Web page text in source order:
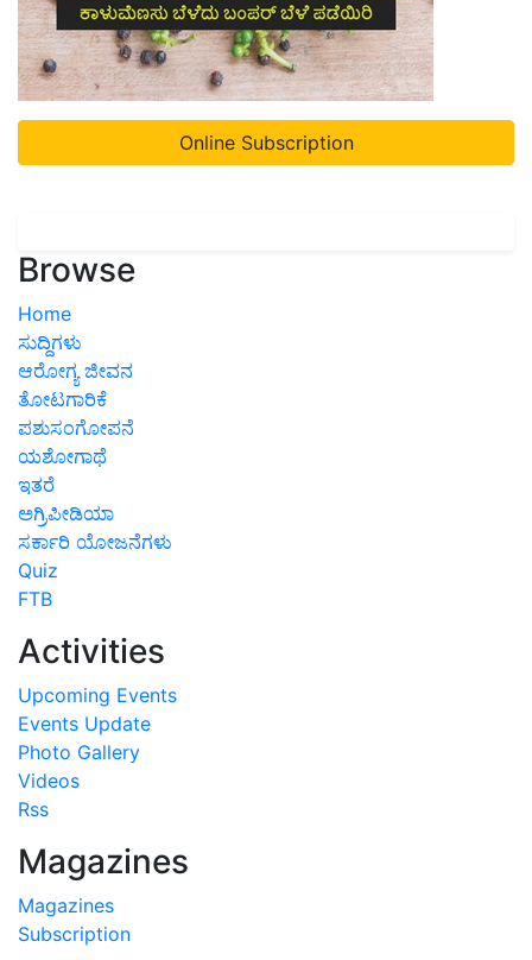
Online Subscription
Browse
Home
ಸುದ್ದಿಗಳು
ಆರೋಗ್ಯ ಜೀವನ
ತೋಟಗಾರಿಕೆ
ಪಶುಸಂಗೋಪನೆ
ಯಶೋಗಾಥೆ
ಇತರೆ
ಅಗ್ರಿಪೀಡಿಯಾ
ಸರ್ಕಾರಿ ಯೋಜನೆಗಳು
Quiz
FTB
Activities
Upcoming Events
Events Update
Photo Gallery
Videos
Rss
Magazines
Magazines
Subscription